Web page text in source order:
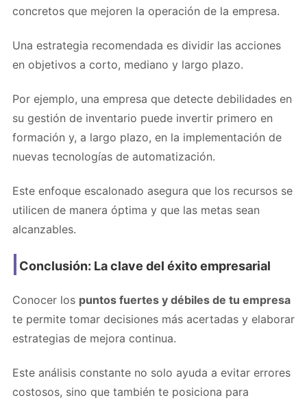
concretos que mejoren la operación de la empresa.
Una estrategia recomendada es dividir las acciones
en objetivos a corto, mediano y largo plazo.
Por ejemplo, una empresa que detecte debilidades en
su gestión de inventario puede invertir primero en
formación y, a largo plazo, en la implementación de
nuevas tecnologías de automatización.
Este enfoque escalonado asegura que los recursos se
utilicen de manera óptima y que las metas sean
alcanzables.
Conclusión: La clave del éxito empresarial
Conocer los puntos fuertes y débiles de tu empresa
te permite tomar decisiones más acertadas y elaborar
estrategias de mejora continua.
Este análisis constante no solo ayuda a evitar errores
costosos, sino que también te posiciona para